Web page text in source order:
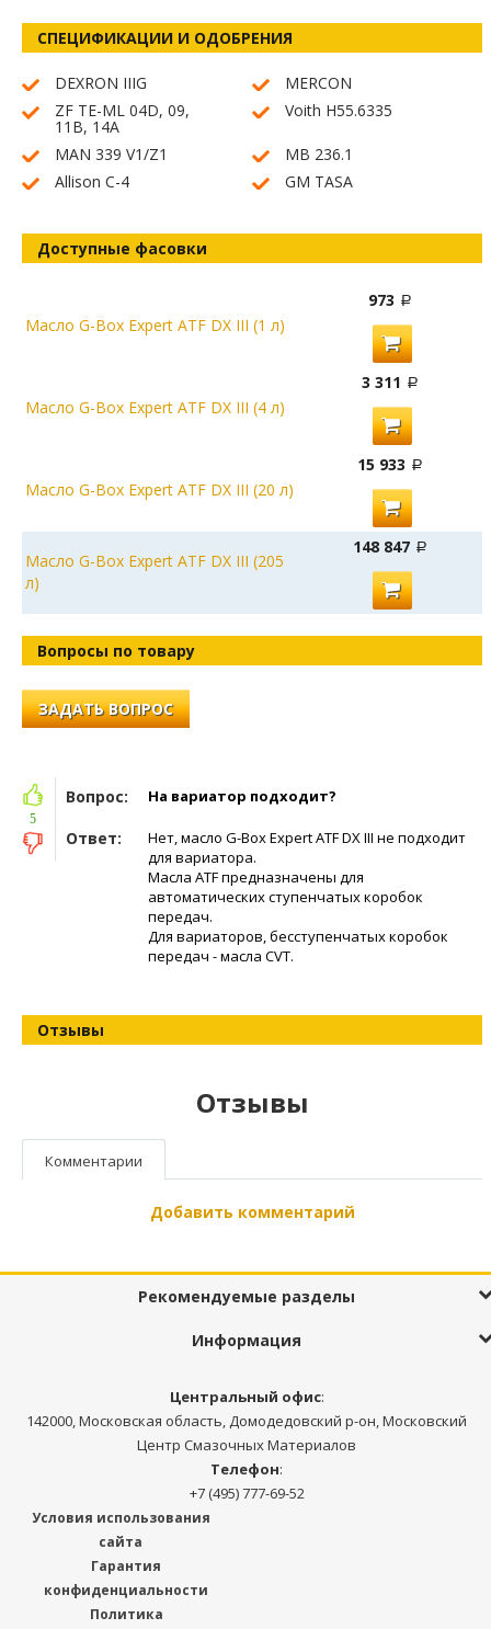
СПЕЦИФИКАЦИИ И ОДОБРЕНИЯ
DEXRON IIIG
MERCON
ZF TE-ML 04D, 09,
11B, 14A
Voith H55.6335
MAN 339 V1/Z1
MB 236.1
Allison C-4
GM TASA
Доступные фасовки
Масло G-Box Expert ATF DX III (1 л)
973
Масло G-Box Expert ATF DX III (4 л)
3 311
Масло G-Box Expert ATF DX III (20 л)
15 933
Масло G-Box Expert ATF DX III (205
л)
148 847
Вопросы по товару
ЗАДАТЬ ВОПРОС
Вопрос: На вариатор подходит?
Ответ:
Нет, масло G-Box Expert ATF DX III не подходит
для вариатора.
Масла ATF предназначены для
автоматических ступенчатых коробок
передач.
Для вариаторов, бесступенчатых коробок
передач - масла CVT.
5
Отзывы
Отзывы
Комментарии
Добавить комментарий
Рекомендуемые разделы
Информация
Центральный офис:
142000, Московская область, Домодедовский р-он, Московский
Центр Смазочных Материалов
Телефон:
+7 (495) 777-69-52
Условия использования
сайта
Гарантия
конфиденциальности
Политика